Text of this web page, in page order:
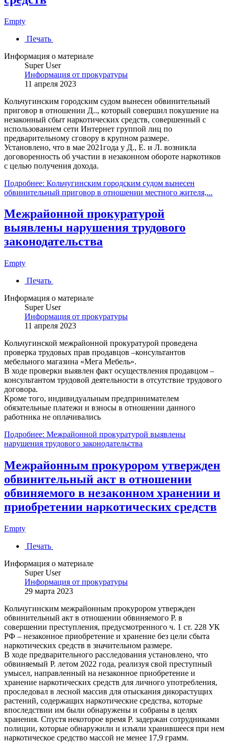
Empty
Печать
Информация о материале
Super User
Информация от прокуратуры
11 апреля 2023
Кольчугинским городским судом вынесен обвинительный
приговор в отношении Д.., который совершил покушение на
незаконный сбыт наркотических средств, совершенный с
использованием сети Интернет группой лиц по
предварительному сговору в крупном размере.
Установлено, что в мае 2021года у Д., Е. и Л. возникла
договоренность об участии в незаконном обороте наркотиков
с целью получения дохода.
Подробнее: Кольчугинским городским судом вынесен
обвинительный приговор в отношении местного жителя,...
Межрайонной прокуратурой
выявлены нарушения трудового
законодательства
Empty
Печать
Информация о материале
Super User
Информация от прокуратуры
11 апреля 2023
Кольчугинской межрайонной прокуратурой проведена
проверка трудовых прав продавцов –консультантов
мебельного магазина «Мега Мебель».
В ходе проверки выявлен факт осуществления продавцом –
консультантом трудовой деятельности в отсутствие трудового
договора.
Кроме того, индивидуальным предпринимателем
обязательные платежи и взносы в отношении данного
работника не оплачивались
Подробнее: Межрайонной прокуратурой выявлены
нарушения трудового законодательства
Межрайонным прокурором утвержден
обвинительный акт в отношении
обвиняемого в незаконном хранении и
приобретении наркотических средств
Empty
Печать
Информация о материале
Super User
Информация от прокуратуры
29 марта 2023
Кольчугинским межрайонным прокурором утвержден
обвинительный акт в отношении обвиняемого Р. в
совершении преступления, предусмотренного ч. 1 ст. 228 УК
РФ – незаконное приобретение и хранение без цели сбыта
наркотических средств в значительном размере.
В ходе предварительного расследования установлено, что
обвиняемый Р. летом 2022 года, реализуя свой преступный
умысел, направленный на незаконное приобретение и
хранение наркотических средств для личного употребления,
проследовал в лесной массив для отыскания дикорастущих
растений, содержащих наркотические средства, которые
впоследствии им были обнаружены и собраны в целях
хранения. Спустя некоторое время Р. задержан сотрудниками
полиции, которые обнаружили и изъяли хранившееся при нем
наркотическое средство массой не менее 17,9 грамм.